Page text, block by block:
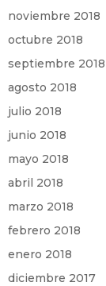
noviembre 2018
octubre 2018
septiembre 2018
agosto 2018
julio 2018
junio 2018
mayo 2018
abril 2018
marzo 2018
febrero 2018
enero 2018
diciembre 2017